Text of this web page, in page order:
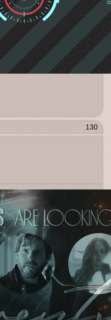
130